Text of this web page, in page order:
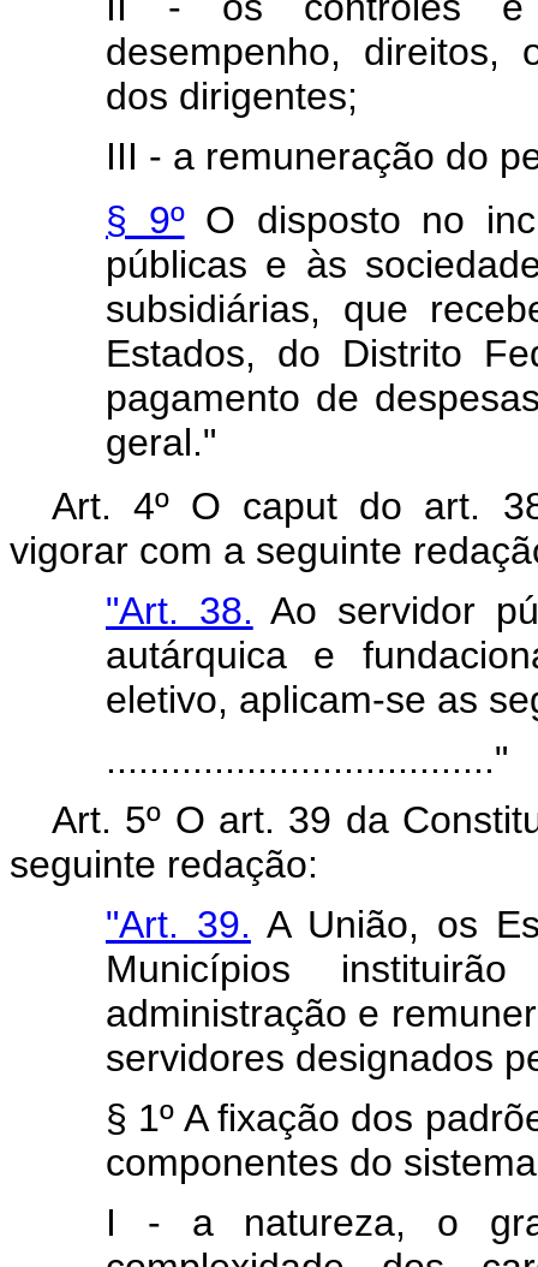
desempenho, direitos,
dos dirigentes;
III - a remuneração do
§ 9ºO disposto no
públicas e às
subsidiárias, que
Estados, do Distrito
pagamento de
geral."
Art. 4º O caput do art.
vigorar com a seguinte
"Art. 38. Ao servidor
autárquica e
eletivo, aplicam-se as
...................................."
Art. 5º O art. 39 da
seguinte redação:
"Art. 39. A União, os
Municípios
administração e
servidores designados
§ 1º A fixação dos
componentes do
I - a natureza, o